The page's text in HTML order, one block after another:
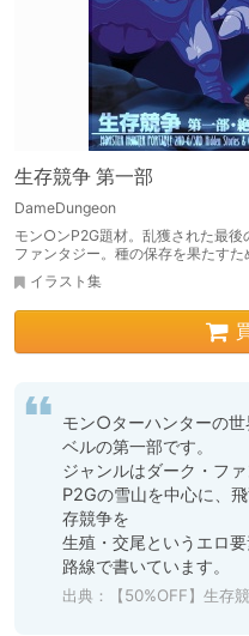
生存競争 第一部
DameDungeon
モン○ンP2G題材。乱獲された最後
ファンタジー。種の保存を果たす
イラスト集
モン○ターハンターの
ベルの第一部です。
ジャンルはダーク・フ
P2Gの雪山を中心に、
存競争を
生殖・交尾というエロ
路線で書いています。
出典： 【50%OFF】生存競争